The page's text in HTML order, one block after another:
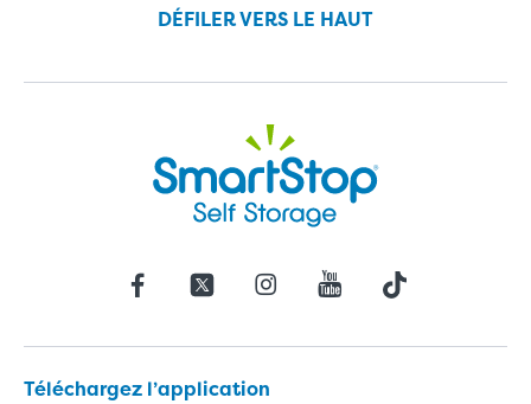
DÉFILER VERS LE HAUT
Téléchargez l’application